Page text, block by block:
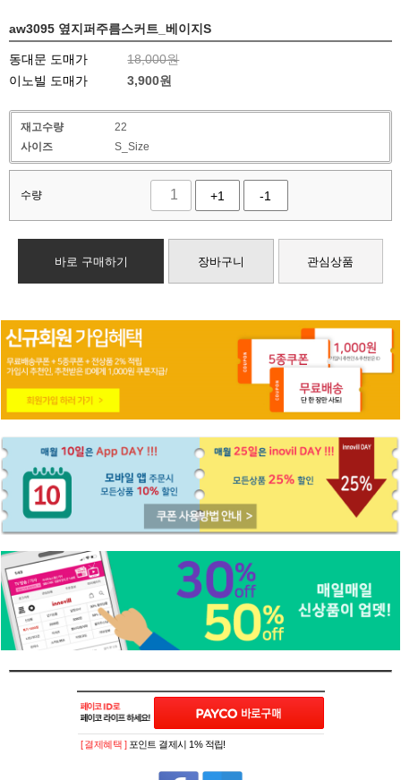
aw3095 옆지퍼주름스커트_베이지S
동대문 도매가
18,000원
이노빌 도매가
3,900원
재고수량
22
사이즈
S_Size
수량 +1 -1
바로 구매하기 장바구니 관심상품
[ 결제혜택 ] 포인트 결제시 1% 적립!